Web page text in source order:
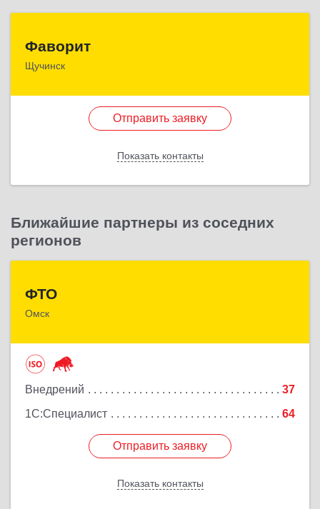
Фаворит
Щучинск
Отправить заявку
Показать контакты
КАЗАХСТАН, Акмолинская обл., Бурабайский р-
Ближайшие партнеры из соседних
регионов
ФТО
Омск
Внедрений
37
1С:Специалист
64
Отправить заявку
Показать контакты
644042, Омская обл, Омск г, Карла Маркса пр-кт,
Отправить заявку
Назад